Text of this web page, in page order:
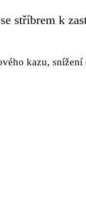
stříbrem k
kazu,